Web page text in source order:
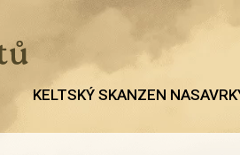
KELTSKÝ SKANZEN